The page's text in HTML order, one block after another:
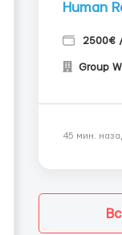
Human
2500€
Group
45 мин.